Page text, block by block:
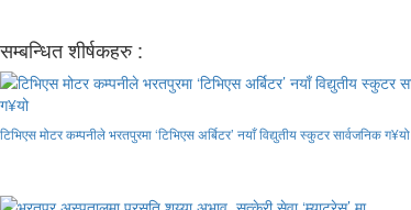
सम्बन्धित शीर्षकहरु :
टिभिएस मोटर कम्पनीले भरतपुरमा ‘टिभिएस अर्बिटर’ नयाँ विद्युतीय स्कुटर सार्वजनिक ग¥यो